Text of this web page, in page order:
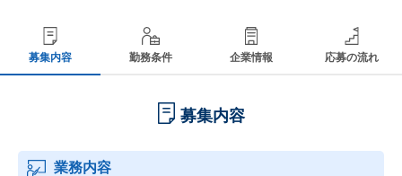
募集内容 勤務条件 企業情報 応募の流れ
募集内容
業務内容